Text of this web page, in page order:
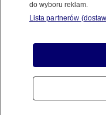
do wyboru reklam.
Lista partnerów